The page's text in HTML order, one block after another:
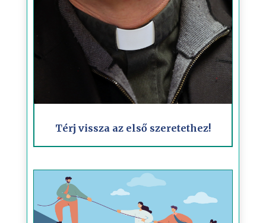
Térj vissza az első szeretethez!